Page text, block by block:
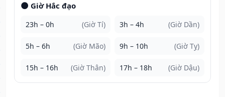
🌑 Giờ Hắc đạo
23h – 0h (Giờ Tí) 3h – 4h (Giờ Dần)
5h – 6h (Giờ Mão) 9h – 10h (Giờ Tỵ)
15h – 16h (Giờ Thân) 17h – 18h (Giờ Dậu)